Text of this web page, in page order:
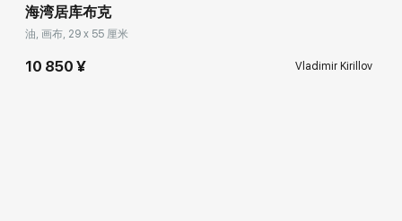
海湾居库布克
油, 画布, 29 x 55 厘米
10 850 ¥ Vladimir Kirillov